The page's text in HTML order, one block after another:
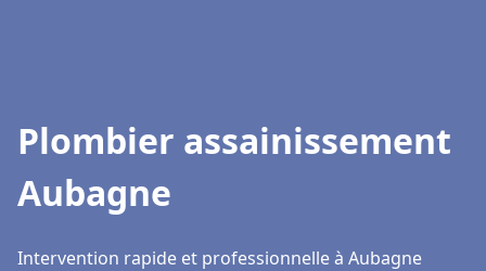
Plombier assainissement
Aubagne
Intervention rapide et professionnelle à Aubagne